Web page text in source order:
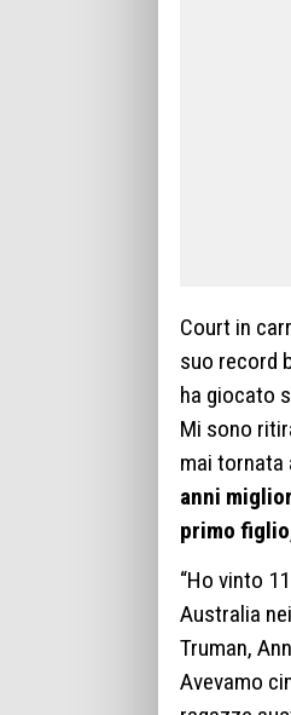
Court in
suo record
ha giocato
Mi sono
mai tornata
anni
primo
“Ho vinto
Australia
Truman,
Avevamo